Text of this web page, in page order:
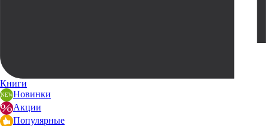
Книги
Новинки
Акции
Популярные